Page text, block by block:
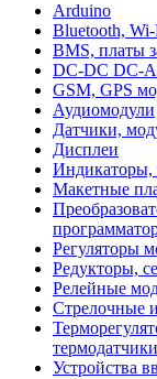
Arduino
Bluetooth, Wi-
BMS, платы
DC-DC DC-
GSM, GPS
Аудиомодули
Датчики,
Дисплеи
Индикаторы,
Макетные
Регуляторы
Редукторы,
Релейные
Стрелочные
термодатчики
Устройства